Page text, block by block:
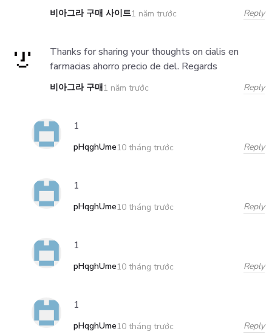
비아그라 구매 사이트1 năm trước Reply
Thanks for sharing your thoughts on cialis en
farmacias ahorro precio de del. Regards
비아그라 구매 1 năm trước Reply
1
pHqghUme10 tháng trước Reply
1
pHqghUme10 tháng trước Reply
1
pHqghUme10 tháng trước Reply
1
pHqghUme10 tháng trước Reply